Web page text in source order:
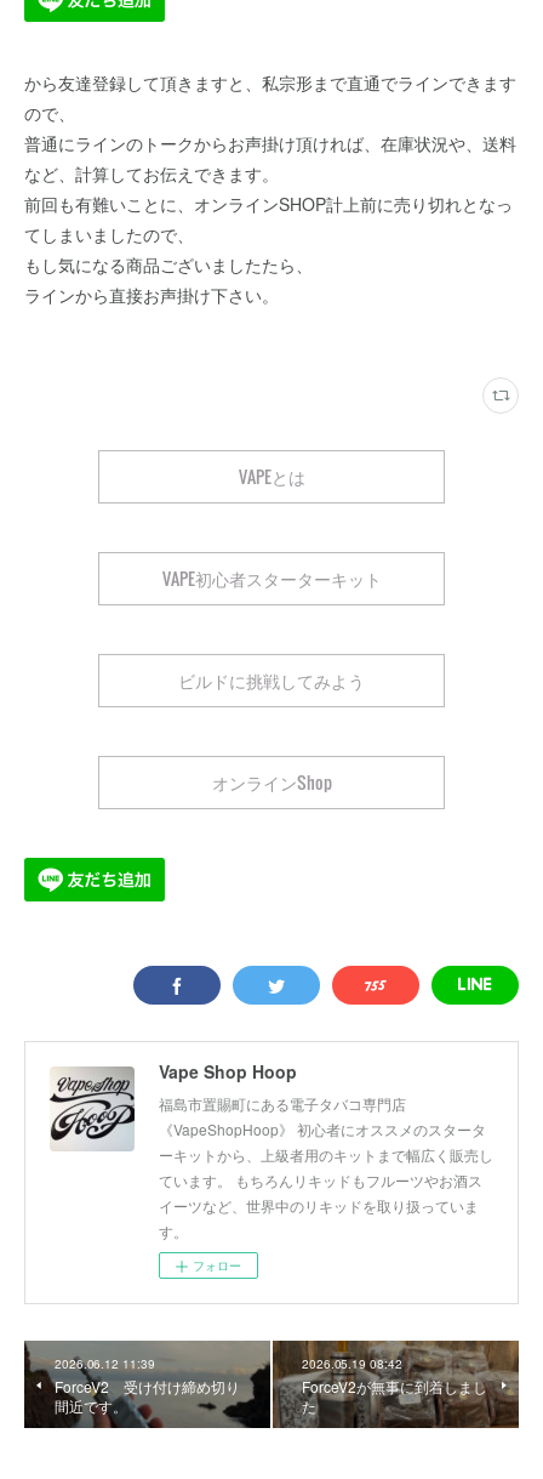
から友達登録して頂きますと、私宗形まで直通でラインできます
ので、
普通にラインのトークからお声掛け頂ければ、在庫状況や、送料
など、計算してお伝えできます。
前回も有難いことに、オンラインSHOP計上前に売り切れとなっ
てしまいましたので、
もし気になる商品ございましたたら、
ラインから直接お声掛け下さい。
VAPEとは
VAPE初心者スターターキット
ビルドに挑戦してみよう
オンラインShop
Vape Shop Hoop
福島市置賜町にある電子タバコ専門店
《VapeShopHoop》 初心者にオススメのスタータ
ーキットから、上級者用のキットまで幅広く販売し
ています。 もちろんリキッドもフルーツやお酒ス
イーツなど、世界中のリキッドを取り扱っていま
す。
フォロー
2026.06.12 11:39
ForceV2 受け付け締め切り
間近です。
2026.05.19 08:42
ForceV2が無事に到着しまし
た